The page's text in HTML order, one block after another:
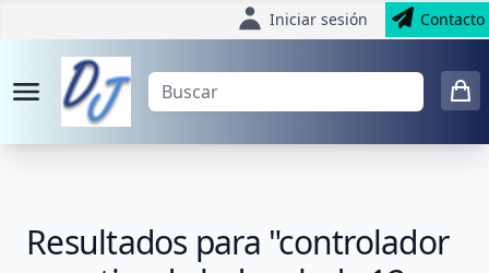
Iniciar sesión Contacto
Resultados para "controlador